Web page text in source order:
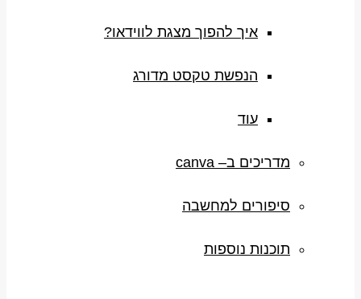
איך להפוך מצגת לווידאו?
הנפשת טקסט מדורג
עוד
מדריכים ב– canva
סיפורים למחשבה
תוכנות נוספות